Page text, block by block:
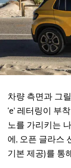
차량 측면과 그
‘e’ 레터링이 부
노를 가리키는
에, 오픈 글라스
기본 제공)를 통